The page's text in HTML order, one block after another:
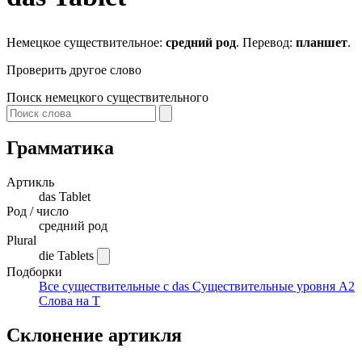
Немецкое существительное: средний род. Перевод: планшет.
Проверить другое слово
Поиск немецкого существительного
Грамматика
Артикль
das Tablet
Род / число
средний род
Plural
die Tablets
Подборки
Все существительные с das Существительные уровня A2
Слова на T
Склонение артикля